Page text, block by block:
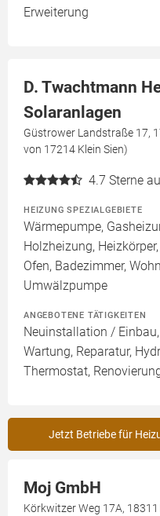
Erweiterung
D. Twachtmann
Solaranlagen
Güstrower Landstraße 17,
von 17214 Klein Sien)
4.7 Sterne
HEIZUNG SPEZIALGEBIETE
Wärmepumpe,
Holzheizung,
Ofen, Badezimmer,
Umwälzpumpe
ANGEBOTENE TÄTIGKEITEN
Neuinstallation /
Wartung, Reparatur,
Thermostat,
Jetzt Betriebe für
Moj GmbH
Körkwitzer Weg 17A,